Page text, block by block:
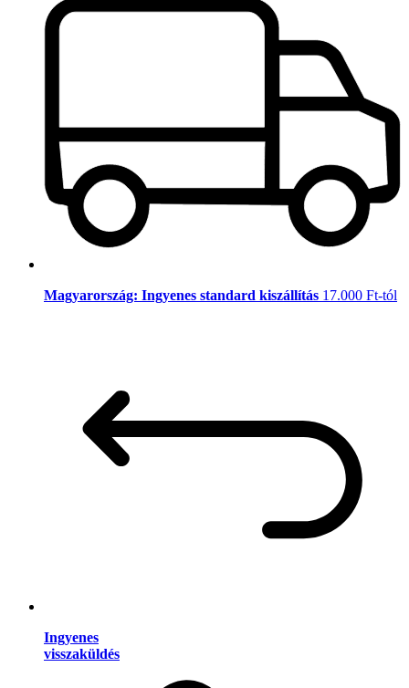
Magyarország: Ingyenes standard kiszállítás 17.000 Ft-tól
Ingyenes
visszaküldés